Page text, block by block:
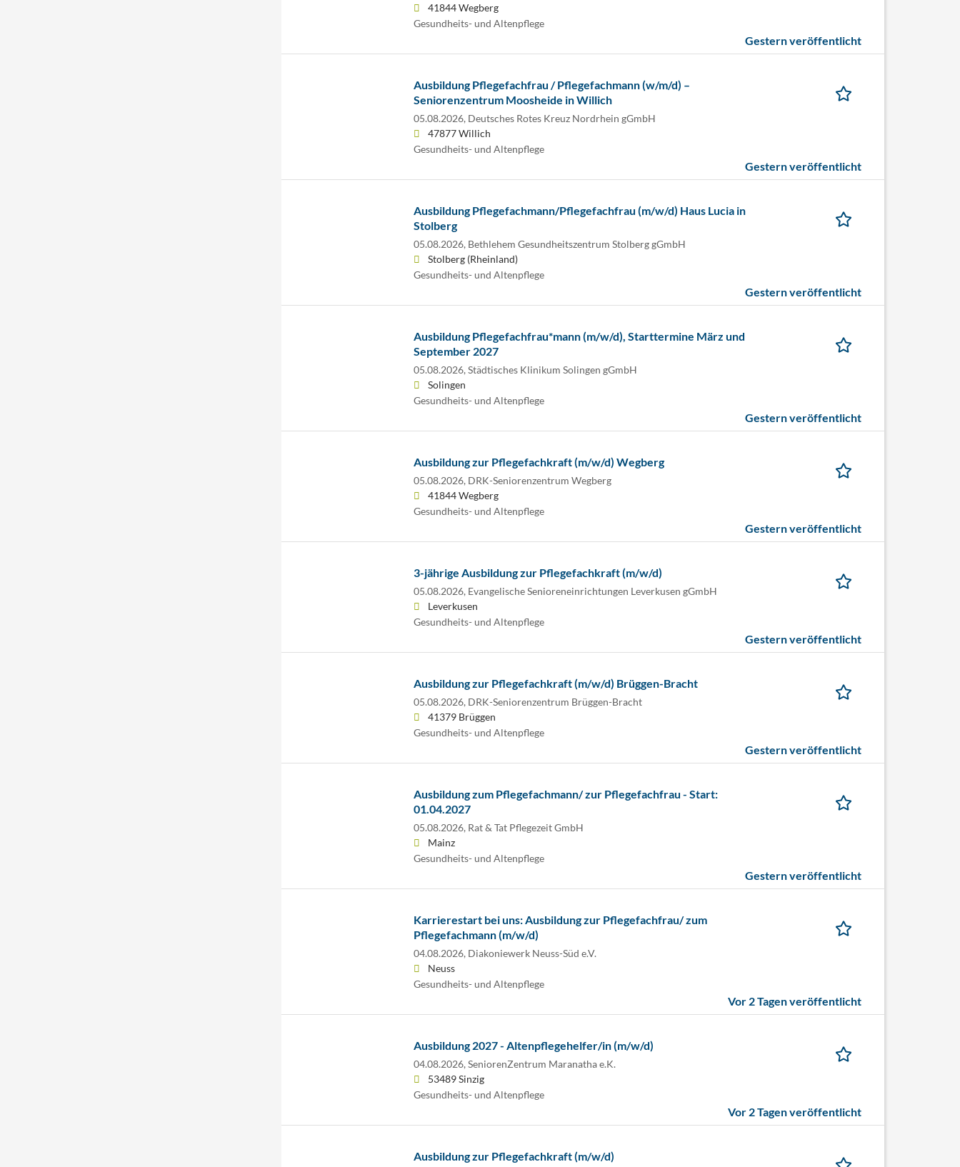
41844 Wegberg
Gesundheits- und Altenpflege
Gestern veröffentlicht
Ausbildung Pflegefachfrau / Pflegefachmann (w/m/d) –
Seniorenzentrum Moosheide in Willich
05.08.2026, Deutsches Rotes Kreuz Nordrhein gGmbH
47877 Willich
Gesundheits- und Altenpflege
Gestern veröffentlicht
Ausbildung Pflegefachmann/Pflegefachfrau (m/w/d) Haus Lucia in
Stolberg
05.08.2026, Bethlehem Gesundheitszentrum Stolberg gGmbH
Stolberg (Rheinland)
Gesundheits- und Altenpflege
Gestern veröffentlicht
Ausbildung Pflegefachfrau*mann (m/w/d), Starttermine März und
September 2027
05.08.2026, Städtisches Klinikum Solingen gGmbH
Solingen
Gesundheits- und Altenpflege
Gestern veröffentlicht
Ausbildung zur Pflegefachkraft (m/w/d) Wegberg
05.08.2026, DRK-Seniorenzentrum Wegberg
41844 Wegberg
Gesundheits- und Altenpflege
Gestern veröffentlicht
3-jährige Ausbildung zur Pflegefachkraft (m/w/d)
05.08.2026, Evangelische Senioreneinrichtungen Leverkusen gGmbH
Leverkusen
Gesundheits- und Altenpflege
Gestern veröffentlicht
Ausbildung zur Pflegefachkraft (m/w/d) Brüggen-Bracht
05.08.2026, DRK-Seniorenzentrum Brüggen-Bracht
41379 Brüggen
Gesundheits- und Altenpflege
Gestern veröffentlicht
Ausbildung zum Pflegefachmann/ zur Pflegefachfrau - Start:
01.04.2027
05.08.2026, Rat & Tat Pflegezeit GmbH
Mainz
Gesundheits- und Altenpflege
Gestern veröffentlicht
Karrierestart bei uns: Ausbildung zur Pflegefachfrau/ zum
Pflegefachmann (m/w/d)
04.08.2026, Diakoniewerk Neuss-Süd e.V.
Neuss
Gesundheits- und Altenpflege
Vor 2 Tagen veröffentlicht
Ausbildung 2027 - Altenpflegehelfer/in (m/w/d)
04.08.2026, SeniorenZentrum Maranatha e.K.
53489 Sinzig
Gesundheits- und Altenpflege
Vor 2 Tagen veröffentlicht
Ausbildung zur Pflegefachkraft (m/w/d)